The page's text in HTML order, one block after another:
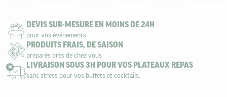
DEVIS SUR-MESURE EN MOINS DE 24H
pour vos événements
PRODUITS FRAIS, DE SAISON
préparés près de chez vous
LIVRAISON SOUS 3H POUR VOS PLATEAUX REPAS
sans stress pour vos buffets et cocktails.